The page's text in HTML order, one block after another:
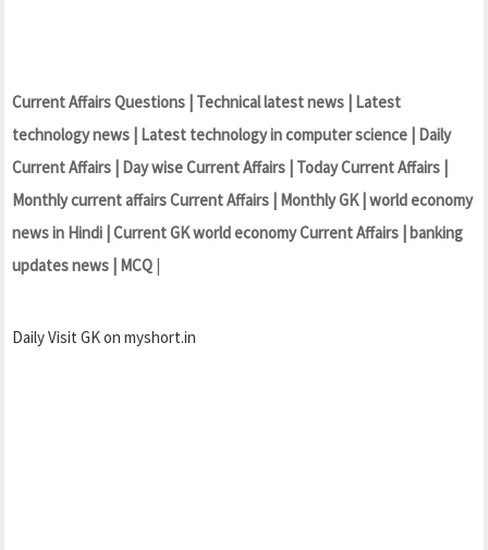
Current Affairs Questions | Technical latest news | Latest
technology news | Latest technology in computer science | Daily
Current Affairs | Day wise Current Affairs | Today Current Affairs |
Monthly current affairs Current Affairs | Monthly GK | world economy
news in Hindi | Current GK world economy Current Affairs | banking
updates news | MCQ |
Daily Visit GK on myshort.in